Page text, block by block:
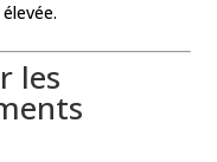
les